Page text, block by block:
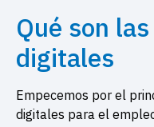
Qué son
digitales
Empecemos por el
digitales para el